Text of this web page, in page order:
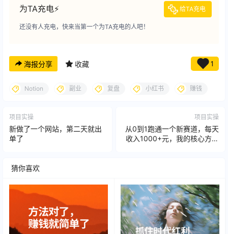
为TA充电⚡️ 给TA充电
还没有人充电，快来当第一个为TA充电的人吧！
海报分享 收藏 1
Notion 副业 复盘 小红书 赚钱
项目实操
新做了一个网站，第二天就出
单了
项目实操
从0到1跑通一个新赛道，每天
收入1000+元，我的核心方法
猜你喜欢